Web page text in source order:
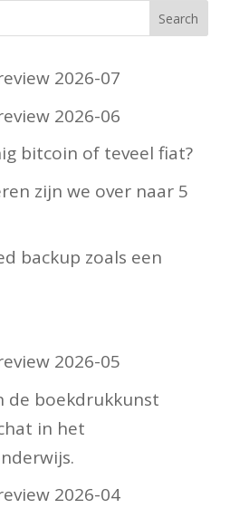
2026-07
2026-06
bitcoin of teveel fiat?
zijn we over naar 5
backup zoals een
2026-05
de boekdrukkunst
in het
2026-04